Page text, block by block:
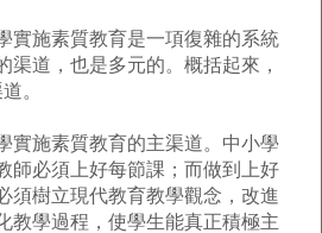
施素質教育是一項復雜的系統
渠道，也是多元的。概括起來，
。
施素質教育的主渠道。中小學
師必須上好每節課；而做到上好
須樹立現代教育教學觀念，改進
教學過程，使學生能真正積極主